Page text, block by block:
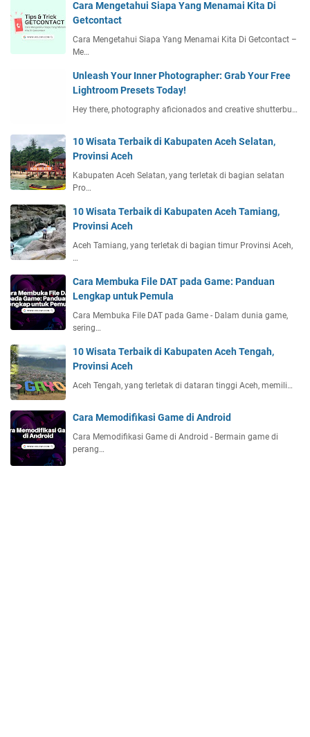
Cara Mengetahui Siapa Yang Menamai Kita Di
Getcontact
Cara Mengetahui Siapa Yang Menamai Kita Di Getcontact –
Me…
Unleash Your Inner Photographer: Grab Your Free
Lightroom Presets Today!
Hey there, photography aficionados and creative shutterbu…
10 Wisata Terbaik di Kabupaten Aceh Selatan,
Provinsi Aceh
Kabupaten Aceh Selatan, yang terletak di bagian selatan
Pro…
10 Wisata Terbaik di Kabupaten Aceh Tamiang,
Provinsi Aceh
Aceh Tamiang, yang terletak di bagian timur Provinsi Aceh,
…
Cara Membuka File DAT pada Game: Panduan
Lengkap untuk Pemula
Cara Membuka File DAT pada Game - Dalam dunia game,
sering…
10 Wisata Terbaik di Kabupaten Aceh Tengah,
Provinsi Aceh
Aceh Tengah, yang terletak di dataran tinggi Aceh, memili…
Cara Memodifikasi Game di Android
Cara Memodifikasi Game di Android - Bermain game di
perang…